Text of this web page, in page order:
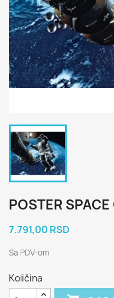
POSTER
7.791,00 RSD
Sa PDV-om
Količina